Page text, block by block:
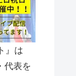
』は
代表を